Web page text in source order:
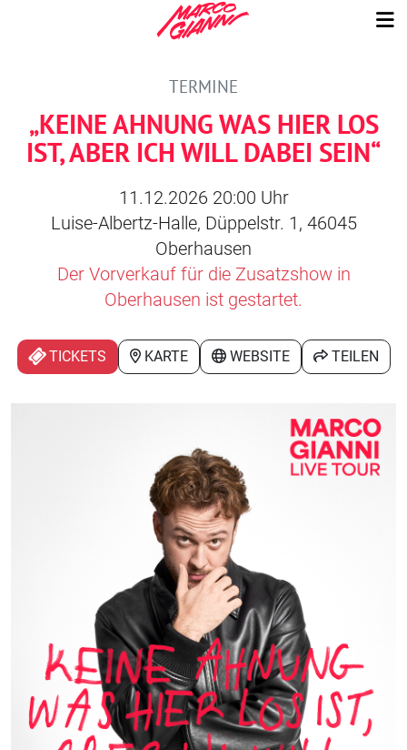
TERMINE
„KEINE AHNUNG WAS HIER LOS
IST, ABER ICH WILL DABEI SEIN“
11.12.2026 20:00 Uhr
Luise-Albertz-Halle, Düppelstr. 1, 46045
Oberhausen
Der Vorverkauf für die Zusatzshow in
Oberhausen ist gestartet.
TICKETS KARTE WEBSITE TEILEN